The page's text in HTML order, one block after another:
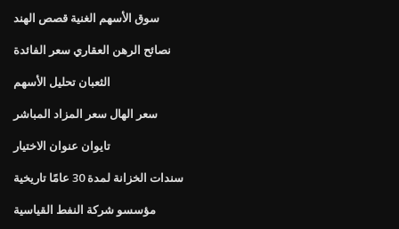
سوق الأسهم الغنية قصص الهند
نصائح الرهن العقاري سعر الفائدة
الثعبان تحليل الأسهم
سعر الهال سعر المزاد المباشر
تايوان عنوان الاختيار
سندات الخزانة لمدة 30 عامًا تاريخية
مؤسسو شركة النفط القياسية